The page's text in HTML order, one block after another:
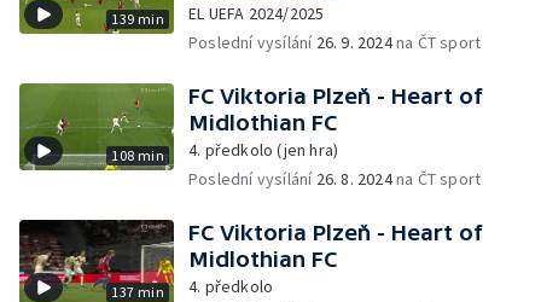
139 min
EL UEFA 2024/2025
Poslední vysílání 26. 9. 2024na ČT sport
108 min
FC Viktoria Plzeň - Heart of
Midlothian FC
4. předkolo (jen hra)
Poslední vysílání 26. 8. 2024na ČT sport
137 min
FC Viktoria Plzeň - Heart of
Midlothian FC
4. předkolo